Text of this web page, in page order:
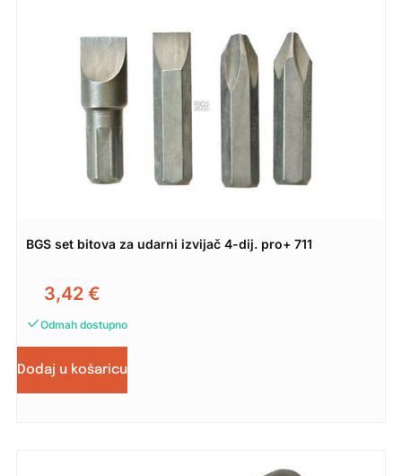
BGS set bitova za udarni izvijač 4-dij. pro+ 711
3,42 €
Odmah dostupno
Dodaj u košaricu